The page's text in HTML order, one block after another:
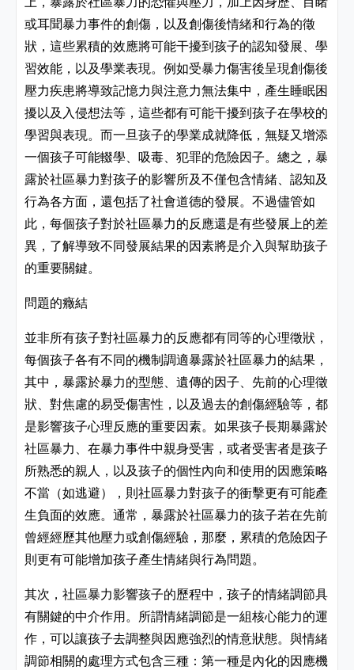
或耳聞暴力事件的創傷，以及創傷後情緒和行為的徵
狀，這些累積的效應將可能干擾到孩子的認知發展、學
習效能，以及學業表現。例如受暴力傷害後呈現創傷後
壓力疾患將導致記憶力與注意力無法集中，產生睡眠困
擾以及入侵想法等，這些都有可能干擾到孩子在學校的
學習與表現。而一旦孩子的學業成就降低，無疑又增添
一個孩子可能輟學、吸毒、犯罪的危險因子。總之，暴
露於社區暴力對孩子的影響所及不僅包含情緒、認知及
行為各方面，還包括了社會道德的發展。不過儘管如
此，每個孩子對於社區暴力的反應還是有些發展上的差
異，了解導致不同發展結果的因素將是介入與幫助孩子
的重要關鍵。
問題的癥結
並非所有孩子對社區暴力的反應都有同等的心理徵狀，
每個孩子各有不同的機制調適暴露於社區暴力的結果，
其中，暴露於暴力的型態、遺傳的因子、先前的心理徵
狀、對焦慮的易受傷害性，以及過去的創傷經驗等，都
是影響孩子心理反應的重要因素。如果孩子長期暴露於
社區暴力、在暴力事件中親身受害，或者受害者是孩子
所熟悉的親人，以及孩子的個性內向和使用的因應策略
不當（如逃避），則社區暴力對孩子的衝擊更有可能產
生負面的效應。通常，暴露於社區暴力的孩子若在先前
曾經經歷其他壓力或創傷經驗，那麼，累積的危險因子
則更有可能增加孩子產生情緒與行為問題。
其次，社區暴力影響孩子的歷程中，孩子的情緒調節具
有關鍵的中介作用。所謂情緒調節是一組核心能力的運
作，可以讓孩子去調整與因應強烈的情意狀態。與情緒
調節相關的處理方式包含三種：第一種是內化的因應機